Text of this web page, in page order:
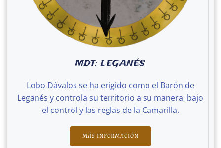
MDT: LEGANÉS
Lobo Dávalos se ha erigido como el Barón de
Leganés y controla su territorio a su manera, bajo
el control y las reglas de la Camarilla.
MÁS INFORMACIÓN